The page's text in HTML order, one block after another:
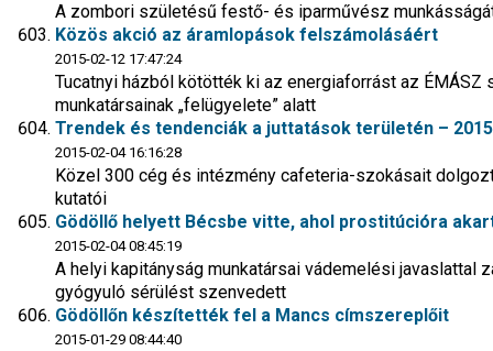
A zombori születésű festő- és iparművész
Közös akció az áramlopások felszámolásáért
2015-02-12 17:47:24
Tucatnyi házból kötötték ki az energiaforrást az
munkatársainak „felügyelete” alatt
Trendek és tendenciák a juttatások területén – 2015
2015-02-04 16:16:28
Közel 300 cég és intézmény cafeteria-szokásait
kutatói
Gödöllő helyett Bécsbe vitte, ahol prostitúcióra
2015-02-04 08:45:19
A helyi kapitányság munkatársai vádemelési javaslattal
gyógyuló sérülést szenvedett
Gödöllőn készítették fel a Mancs címszereplőit
2015-01-29 08:44:40